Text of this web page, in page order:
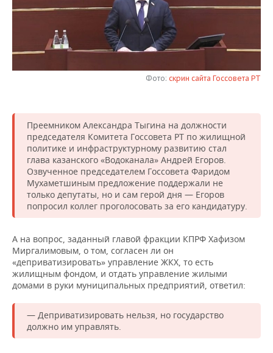
РОЗНИЧНАЯ ТОРГОВЛЯ
ТРАНСПОРТ
НОВОСТИ ТЕХНОЛОГИЙ
IT
НОВОСТИ МЕРОПРИЯТИЙ
ONLINE-КОНФЕРЕНЦИИ
ОТКРЫТАЯ ЛЕКЦИЯ
СПОРТ
ХОККЕЙ
БАСКЕТБОЛ
ВОЛЕЙБОЛ
КИБЕРСПОРТ
ФИГУРНОЕ КАТАНИЕ
ВОДНЫЕ ВИДЫ СПОРТА
ХОККЕЙ С МЯЧОМ
ВЛАСТЬ
ИНФРАСТРУКТУРА
ИСТОРИЯ
КУЛЬТУРА
МЕДИЦИНА
ОБРАЗОВАНИЕ
ПРОИСШЕСТВИЯ
СЮЖЕТЫ
СПРАВОЧНИК
СПИСОК ПЕРСОН
СПИСОК КОМПАНИЙ
ПОЛНАЯ ВЕРСИЯ
Фото: скрин сайта Госсовета РТ
Преемником Александра Тыгина на должности
председателя Комитета Госсовета РТ по жилищной
политике и инфраструктурному развитию стал
глава казанского «Водоканала» Андрей Егоров.
Озвученное председателем Госсовета Фаридом
Мухаметшиным предложение поддержали не
только депутаты, но и сам герой дня — Егоров
попросил коллег проголосовать за его кандидатуру.
А на вопрос, заданный главой фракции КПРФ Хафизом
Миргалимовым, о том, согласен ли он
«деприватизировать» управление ЖКХ, то есть
жилищным фондом, и отдать управление жилыми
домами в руки муниципальных предприятий, ответил:
— Деприватизировать нельзя, но государство
должно им управлять.